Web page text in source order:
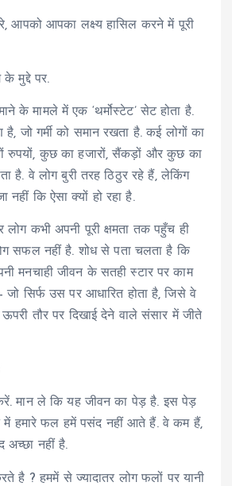
आपको आपका लक्ष्य हासिल करने में पूरी
मुद्दे पर.
के मामले में एक ‘थर्मोस्टेट’ सेट होता है.
जो गर्मी को समान रखता है. कई लोगों का
रुपयों, कुछ का हजारों, सैंकड़ों और कुछ का
है. वे लोग बुरी तरह ठिठुर रहे हैं, लेकिंग
नहीं कि ऐसा क्यों हो रहा है.
लोग कभी अपनी पूरी क्षमता तक पहुँच ही
सफल नहीं है. शोध से पता चलता है कि
मनचाही जीवन के सतही स्टार पर काम
सिर्फ उस पर आधारित होता है, जिसे वे
तौर पर दिखाई देने वाले संसार में जीते
मान ले कि यह जीवन का पेड़ है. इस पेड़
हमारे फल हमें पसंद नहीं आते हैं. वे कम हैं,
अच्छा नहीं है.
है ? हममें से ज्यादातर लोग फलों पर यानी